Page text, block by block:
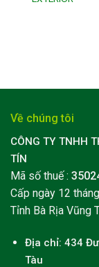
Về chúng tôi
CÔNG TY TNHH
TÍN
Mã số thuế :
Cấp ngày 12
Tỉnh Bà Rịa Vũng
Địa chỉ: 434
Tàu